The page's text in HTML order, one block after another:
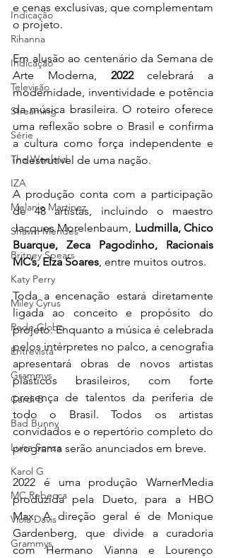
Indicação
Rihanna
Indicação
Televisão
Streaming
Série
The Weeknd
IZA
Melanie Martinez
Shawn Mendes
Britney Spears
Katy Perry
Miley Cyrus
Rede Globo
Entrevista
Grammys
Cardi B
Bad Bunny
Luísa Sonza
Karol G
MC Rebecca
Viola Davis
Grammys
e cenas exclusivas, que complementam
o projeto.
Em alusão ao centenário da Semana de
Arte Moderna, 2022 celebrará a
modernidade, inventividade e potência
da música brasileira. O roteiro oferece
uma reflexão sobre o Brasil e confirma
a cultura como força independente e
indestrutível de uma nação.
A produção conta com a participação
de 48 artistas, incluindo o maestro
Jacques Morelenbaum, Ludmilla, Chico
Buarque, Zeca Pagodinho, Racionais
MC’s, Elza Soares, entre muitos outros.
Toda a encenação estará diretamente
ligada ao conceito e propósito do
projeto. Enquanto a música é celebrada
pelos intérpretes no palco, a cenografia
apresentará obras de novos artistas
plásticos brasileiros, com forte
presença de talentos da periferia de
todo o Brasil. Todos os artistas
convidados e o repertório completo do
programa serão anunciados em breve.
2022 é uma produção WarnerMedia
produzida pela Dueto, para a HBO
Max. A direção geral é de Monique
Gardenberg, que divide a curadoria
com Hermano Vianna e Lourenço